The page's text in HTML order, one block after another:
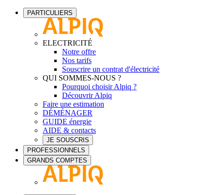
PARTICULIERS
ELECTRICITÉ
Notre offre
Nos tarifs
Souscrire un contrat d'électricité
QUI SOMMES-NOUS ?
Pourquoi choisir Alpiq ?
Découvrir Alpiq
Faire une estimation
DÉMÉNAGER
GUIDE énergie
AIDE & contacts
JE SOUSCRIS
PROFESSIONNELS
GRANDS COMPTES